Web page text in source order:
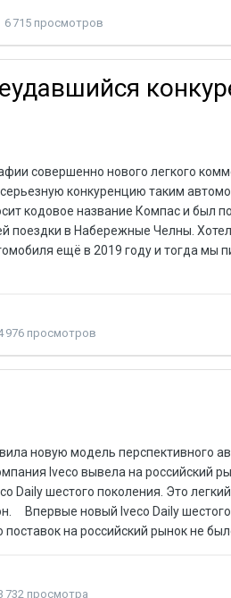
6 715 просмотров
совершенно нового легкого
конкуренцию таким
кодовое название Компас и был
поездки в Набережные Челны.
ещё в 2019 году и тогда мы
976 просмотров
новую модель перспективного
Iveco вывела на российский
Daily шестого поколения. Это
Впервые новый Iveco Daily
на российский рынок не
732 просмотра